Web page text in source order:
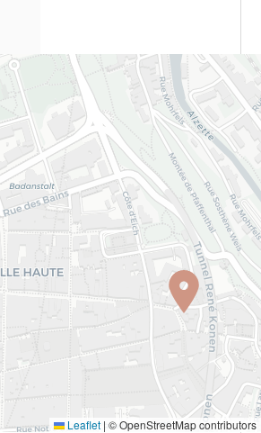
Leaflet | © OpenStreetMap contributors